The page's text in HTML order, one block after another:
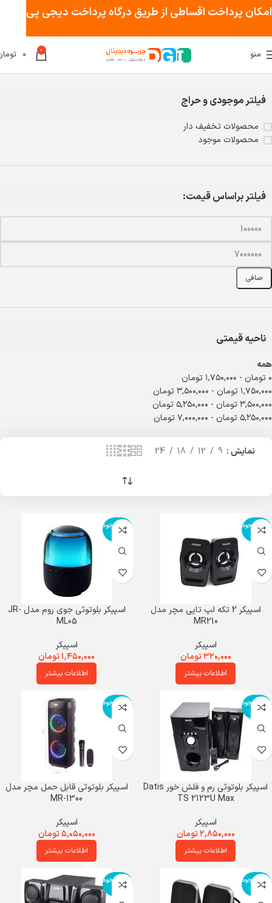
منو 0 ۰
فیلتر موجودی و حراج
محصولات تخفیف دار
محصولات موجود
فیلتر براساس قیمت:
صافی
ناحیه قیمتی
همه
۰ تومان - ۱,۷۵۰,۰۰۰تومان
۱,۷۵۰,۰۰۰تومان - ۳,۵۰۰,۰۰۰تومان
۳,۵۰۰,۰۰۰تومان - ۵,۲۵۰,۰۰۰ تومان
۵,۲۵۰,۰۰۰ تومان - ۷,۰۰۰,۰۰۰تومان
نمایش 9
12
18
24
اتمام موجود
ی
اسپیکر 2 تکه لپ تاپی مچر مدل
MR210
اسپیکر
۳۲۰,۰۰۰تومان
اطلاعات بیشتر
اتمام موجود
ی
اسپیکر بلوتوثی جوی روم مدل JR-
ML05
اسپیکر
۱,۴۵۰,۰۰۰تومان
اطلاعات بیشتر
اتمام موجود
ی
اسپیکر بلوتوثی رم و فلش خور Datis
TS 2123U Max
اسپیکر
۲,۸۵۰,۰۰۰تومان
اطلاعات بیشتر
اتمام موجود
ی
اسپیکر بلوتوثی قابل حمل مچر مدل
MR-1300
اسپیکر
۵,۰۵۰,۰۰۰تومان
اطلاعات بیشتر
اتمام موجود
ی
اتمام موجود
ی
امکان پرداخت اقساطی از طریق درگاه پرداخت دیجی پی